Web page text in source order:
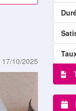
17/10/2025